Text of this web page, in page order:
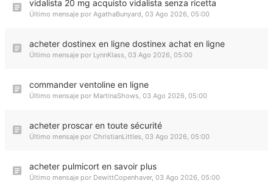
vidalista 20 mg acquisto vidalista senza ricetta
Último mensaje por AgathaBunyard, 03 Ago 2026, 05:00
acheter dostinex en ligne dostinex achat en ligne
Último mensaje por LynnKlass, 03 Ago 2026, 05:00
commander ventoline en ligne
Último mensaje por MartinaShows, 03 Ago 2026, 05:00
acheter proscar en toute sécurité
Último mensaje por ChristianLittles, 03 Ago 2026, 05:00
acheter pulmicort en savoir plus
Último mensaje por DewittCopenhaver, 03 Ago 2026, 05:00